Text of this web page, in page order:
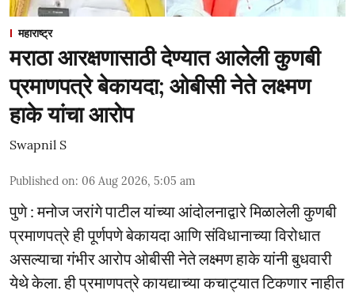
महाराष्ट्र
मराठा आरक्षणासाठी देण्यात आलेली कुणबी
प्रमाणपत्रे बेकायदा; ओबीसी नेते लक्ष्मण
हाके यांचा आरोप
Swapnil S
Published on: 06 Aug 2026, 5:05 am
पुणे : मनोज जरांगे पाटील यांच्या आंदोलनाद्वारे मिळालेली कुणबी
प्रमाणपत्रे ही पूर्णपणे बेकायदा आणि संविधानाच्या विरोधात
असल्याचा गंभीर आरोप ओबीसी नेते लक्ष्मण हाके यांनी बुधवारी
येथे केला. ही प्रमाणपत्रे कायद्याच्या कचाट्यात टिकणार नाहीत